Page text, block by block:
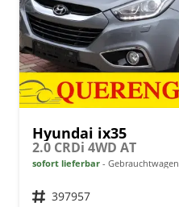
Hyundai ix35
2.0 CRDi 4WD AT
sofort lieferbar Gebrauchtwagen
Fahrzeugnr. 397957